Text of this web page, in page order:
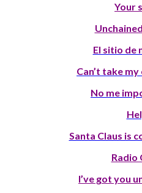
Your
El sitio de
Can’t take
No me
Santa Claus is
Radio
I’ve got you